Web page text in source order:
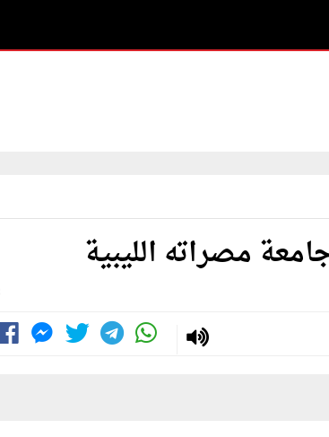
مصراته الليبية